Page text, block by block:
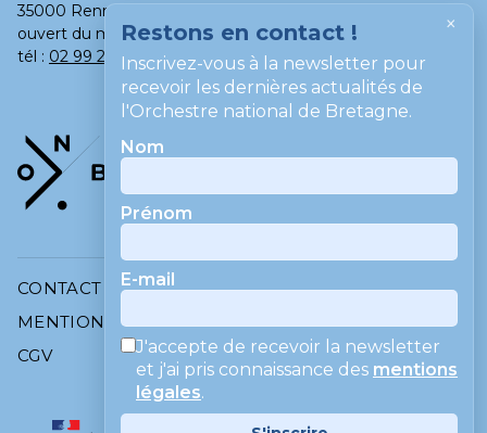
35000 Rennes
ouvert du mardi au samedi, de 13h à 18h
tél : 02 99 275 275
CONTACT
MENTIONS LÉGALES
CGV
×
Restons en contact !
Inscrivez-vous à la newsletter pour
recevoir les dernières actualités de
l'Orchestre national de Bretagne.
Nom
Prénom
E-mail
J'accepte de recevoir la newsletter
et j'ai pris connaissance des mentions
légales.